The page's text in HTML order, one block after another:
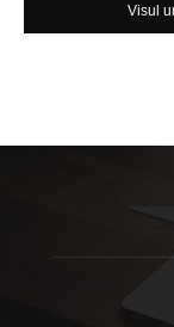
Visul